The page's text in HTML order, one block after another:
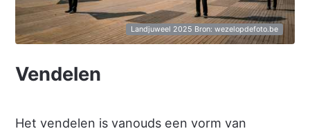
Landjuweel 2025 Bron: wezelopdefoto.be
Vendelen
Het vendelen is vanouds een vorm van